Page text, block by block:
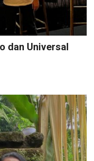
dan Universal